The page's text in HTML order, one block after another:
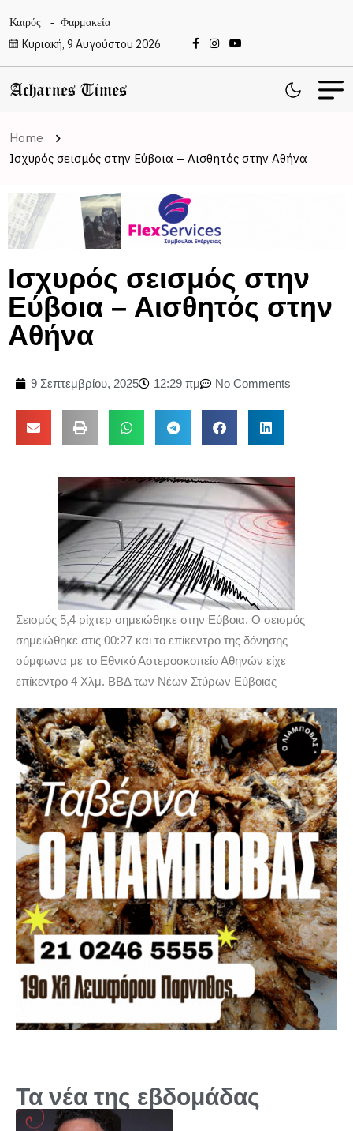
Καιρός Φαρμακεία
Κυριακή, 9 Αυγούστου 2026
Home
Ισχυρός σεισμός στην Εύβοια – Αισθητός στην Αθήνα
Ισχυρός σεισμός στην
Εύβοια – Αισθητός στην
Αθήνα
9 Σεπτεμβρίου, 2025 12:29 πμ No Comments
Σεισμός 5,4 ρίχτερ σημειώθηκε στην Εύβοια. Ο σεισμός
σημειώθηκε στις 00:27 και το επίκεντρο της δόνησης
σύμφωνα με το Εθνικό Αστεροσκοπείο Αθηνών είχε
επίκεντρο 4 Χλμ. ΒΒΔ των Νέων Στύρων Εύβοιας
Τα νέα της εβδομάδας